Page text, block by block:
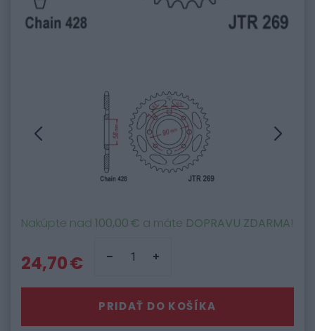
Nakúpte nad 100,00 € a máte DOPRAVU ZDARMA!
24,70 €
PRIDAŤ DO KOŠÍKA